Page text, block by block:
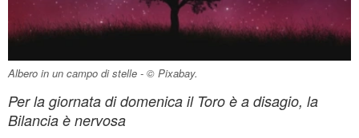
Albero in un campo di stelle - © Pixabay.
Per la giornata di domenica il Toro è a disagio, la
Bilancia è nervosa